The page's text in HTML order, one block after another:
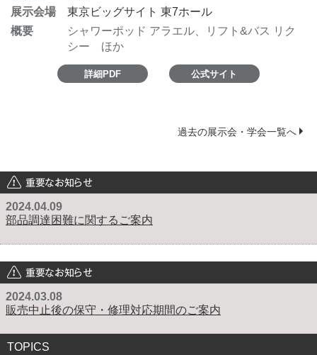
展示会場
東京ビッグサイト 東7ホール
概要
シャワーポッド アラエル、リフト&バス リク
シー ほか
詳細PDF 公式サイト
過去の展示会・学会一覧へ
重要なお知らせ
2024.04.09
部品調達困難に関するご案内
重要なお知らせ
2024.03.08
販売中止後の保守・修理対応期間のご案内
TOPICS